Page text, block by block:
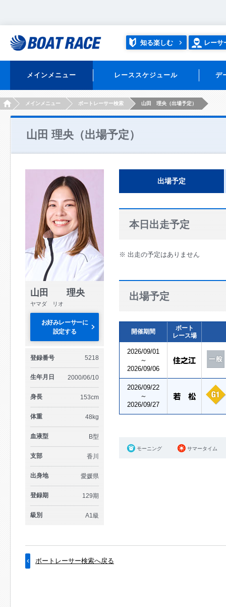
知る楽しむ レーサ
メインメニュー レーススケジュール デ
HOMEメインメニュー ボートレーサー検索 山田 理央（出場予定）
山田 理央（出場予定）
山田 理央
ヤマダ リオ
お好みレーサーに
設定する
登録番号 5218
生年月日 2000/06/10
身長 153cm
体重 48kg
血液型 B型
支部 香川
出身地 愛媛県
登録期 129期
級別 A1級
出場予定
本日出走予定
※ 出走の予定はありません
出場予定
開催期間
ボート
レース場
2026/09/01
～
2026/09/06
2026/09/22
～
2026/09/27
モーニング サマータイム
ボートレーサー検索へ戻る